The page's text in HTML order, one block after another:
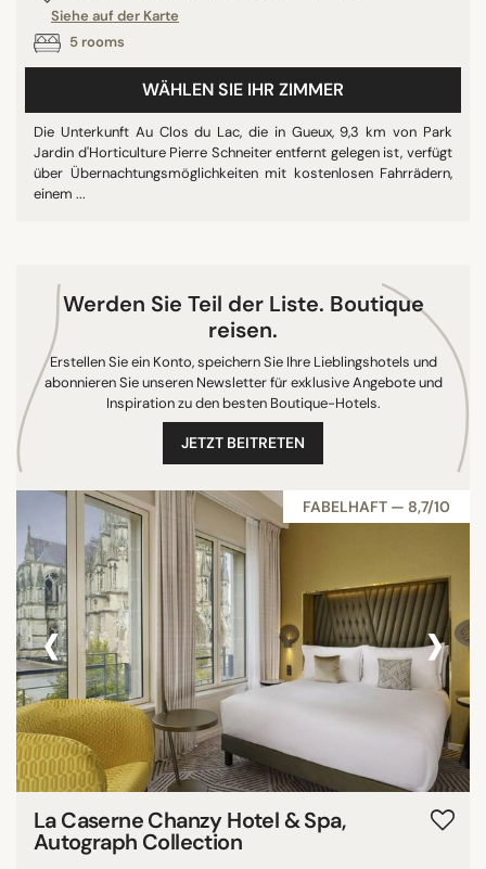
Siehe auf der Karte
5 rooms
WÄHLEN SIE IHR ZIMMER
Die Unterkunft Au Clos du Lac, die in Gueux, 9,3 km von Park
Jardin d'Horticulture Pierre Schneiter entfernt gelegen ist, verfügt
über Übernachtungsmöglichkeiten mit kostenlosen Fahrrädern,
einem ...
Werden Sie Teil der Liste. Boutique
reisen.
Erstellen Sie ein Konto, speichern Sie Ihre Lieblingshotels und
abonnieren Sie unseren Newsletter für exklusive Angebote und
Inspiration zu den besten Boutique-Hotels.
JETZT BEITRETEN
FABELHAFT — 8,7/10
‹ ›
La Caserne Chanzy Hotel & Spa,
Autograph Collection